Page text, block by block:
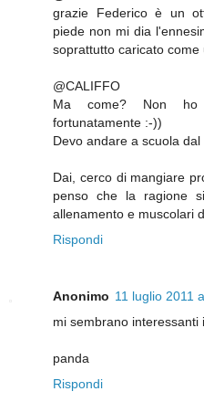
grazie Federico è un
piede non mi dia
soprattutto caricato come
@CALIFFO
Ma come? Non ho
fortunatamente :-))
Devo andare a scuola dal
Dai, cerco di mangiare
penso che la ragione
allenamento e muscolari
Rispondi
Anonimo 11 luglio 2011
mi sembrano
panda
Rispondi